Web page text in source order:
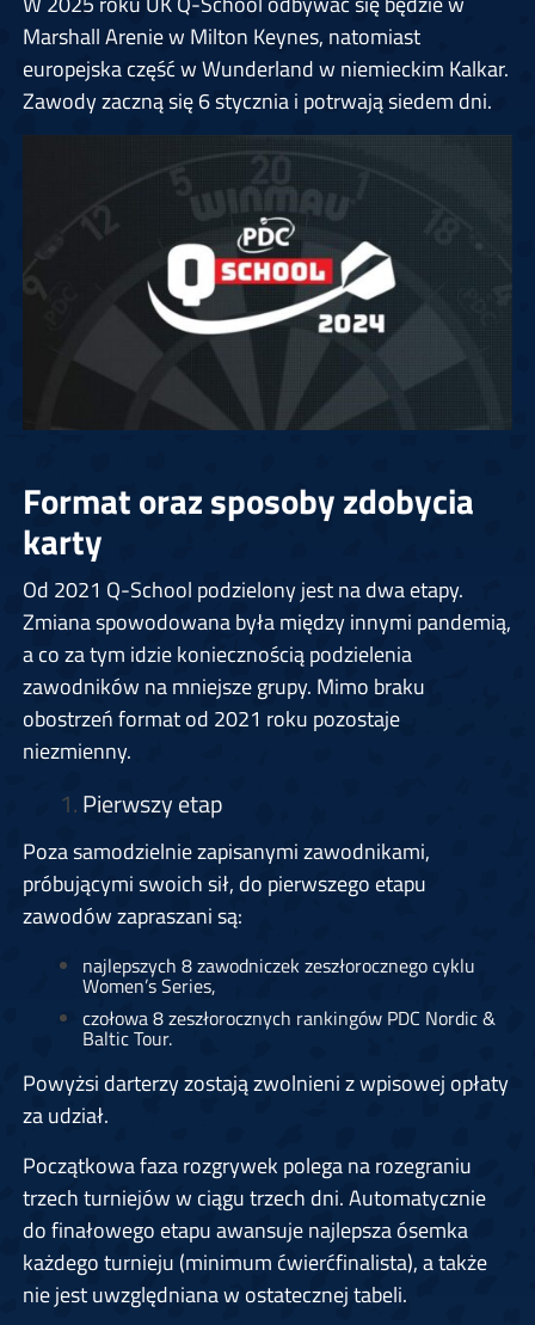
Marshall Arenie w Milton Keynes, natomiast
europejska część w Wunderland w niemieckim Kalkar.
Zawody zaczną się 6 stycznia i potrwają siedem dni.
Format oraz sposoby zdobycia
karty
Od 2021 Q-School podzielony jest na dwa etapy.
Zmiana spowodowana była między innymi pandemią,
a co za tym idzie koniecznością podzielenia
zawodników na mniejsze grupy. Mimo braku
obostrzeń format od 2021 roku pozostaje
niezmienny.
Pierwszy etap
Poza samodzielnie zapisanymi zawodnikami,
próbującymi swoich sił, do pierwszego etapu
zawodów zapraszani są:
najlepszych 8 zawodniczek zeszłorocznego cyklu
Women’s Series,
czołowa 8 zeszłorocznych rankingów PDC Nordic &
Baltic Tour.
Powyżsi darterzy zostają zwolnieni z wpisowej opłaty
za udział.
Początkowa faza rozgrywek polega na rozegraniu
trzech turniejów w ciągu trzech dni. Automatycznie
do finałowego etapu awansuje najlepsza ósemka
każdego turnieju (minimum ćwierćfinalista), a także
nie jest uwzględniana w ostatecznej tabeli.